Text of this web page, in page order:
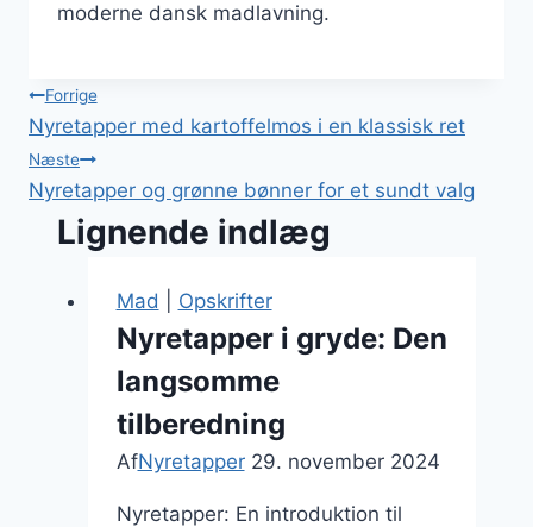
moderne dansk madlavning.
Indlægsnavigation
Forrige
Nyretapper med kartoffelmos i en klassisk ret
Næste
Nyretapper og grønne bønner for et sundt valg
Lignende indlæg
Mad Opskrifter
Nyretapper i gryde: Den
langsomme
tilberedning
AfNyretapper 29. november 2024
Nyretapper: En introduktion til